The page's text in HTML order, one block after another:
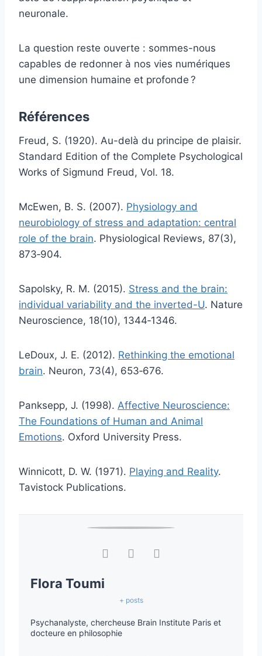
neuronale.
La question reste ouverte : sommes-nous
capables de redonner à nos vies numériques
une dimension humaine et profonde ?
Références
Freud, S. (1920). Au-delà du principe de plaisir.
Standard Edition of the Complete Psychological
Works of Sigmund Freud, Vol. 18.
McEwen, B. S. (2007). Physiology and
neurobiology of stress and adaptation: central
role of the brain. Physiological Reviews, 87(3),
873‑904.
Sapolsky, R. M. (2015). Stress and the brain:
individual variability and the inverted-U. Nature
Neuroscience, 18(10), 1344‑1346.
LeDoux, J. E. (2012). Rethinking the emotional
brain. Neuron, 73(4), 653‑676.
Panksepp, J. (1998). Affective Neuroscience:
The Foundations of Human and Animal
Emotions. Oxford University Press.
Winnicott, D. W. (1971). Playing and Reality.
Tavistock Publications.
Flora Toumi
+ posts
Psychanalyste, chercheuse Brain Institute Paris et
docteure en philosophie